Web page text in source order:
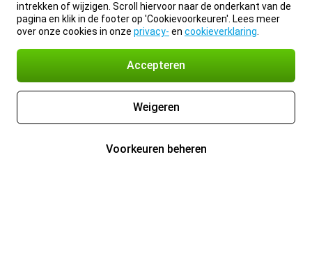
intrekken of wijzigen. Scroll hiervoor naar de onderkant van de
pagina en klik in de footer op 'Cookievoorkeuren'. Lees meer
over onze cookies in onze privacy- en cookieverklaring
Accepteren
Weigeren
Voorkeuren beheren